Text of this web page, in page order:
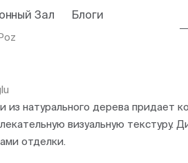
Зал Блоги
Poz
из натурального дерева придает
визуальную текстуру.
отделки.